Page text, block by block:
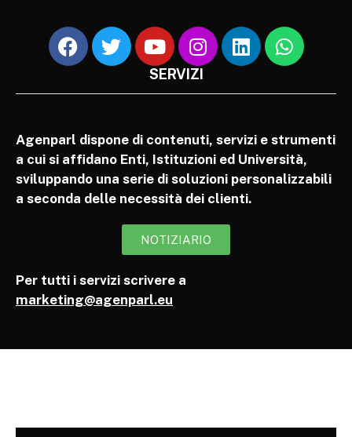
SERVIZI
Agenparl dispone di contenuti, servizi e strumenti
a cui si affidano Enti, Istituzioni ed Università,
sviluppando una serie di soluzioni personalizzabili
a seconda delle necessità dei clienti.
NOTIZIARIO
Per tutti i servizi scrivere a
marketing@agenparl.eu